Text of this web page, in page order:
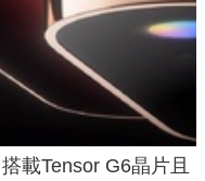
載Tensor G6晶片且